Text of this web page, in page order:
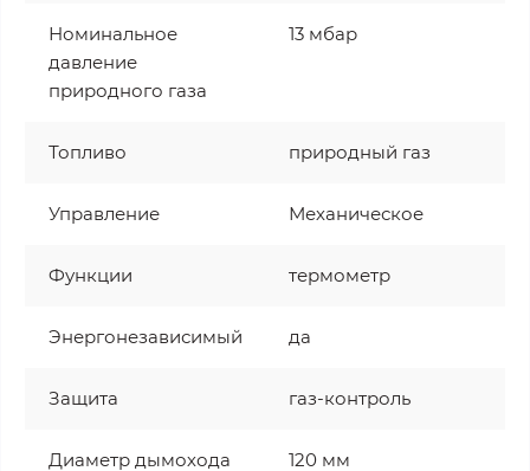
Номинальное
давление
природного газа
13 мбар
Топливо природный газ
Управление Механическое
Функции термометр
Энергонезависимый да
Защита газ-контроль
Диаметр дымохода 120 мм